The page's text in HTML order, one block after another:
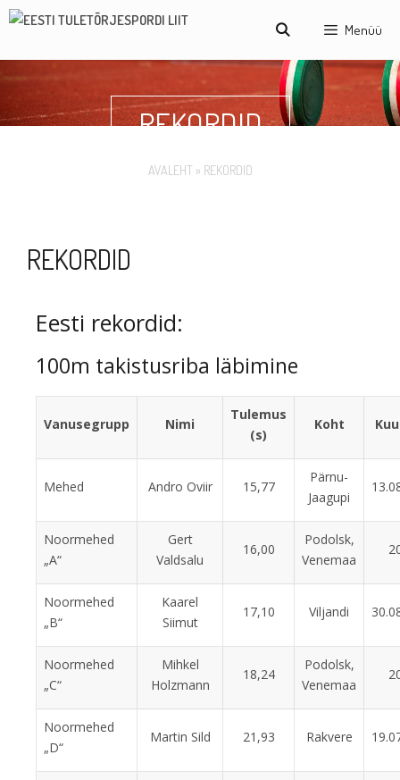
Menüü
REKORDID
AVALEHT» REKORDID
REKORDID
Eesti rekordid:
100m takistusriba läbimine
Vanusegrupp Nimi
Tulemus
(s)
Koht
Mehed Andro Oviir 15,77
Pärnu-
Jaagupi
Noormehed
„A“
Gert
Valdsalu
16,00
Podolsk,
Venemaa
Noormehed
„B“
Kaarel
Siimut
17,10 Viljandi
Noormehed
„C“
Mihkel
Holzmann
18,24
Podolsk,
Venemaa
Noormehed
„D“
Martin Sild 21,93 Rakvere